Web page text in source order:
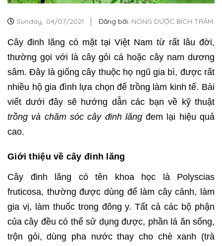
Sunday, 04/07/2021 Đăng bởi: NÔNG DƯỢC BÍCH TRÂM
Cây đinh lăng có mặt tại Việt Nam từ rất lâu đời,
thường gọi với là cây gỏi cá hoặc cây nam dương
sâm. Đây là giống cây thuộc họ ngũ gia bì, được rất
nhiều hộ gia đình lựa chọn để trồng làm kinh tế. Bài
viết dưới đây sẽ hướng dẫn các bạn về kỹ thuật
trồng và chăm sóc cây đinh lăngđem lại hiệu quả
cao.
Giới thiệu về cây đinh lăng
Cây đinh lăng có tên khoa học là Polyscias
fruticosa, thường được dùng để làm cây cảnh, làm
gia vị, làm thuốc trong đông y. Tất cả các bộ phận
của cây đều có thể sử dụng được, phần lá ăn sống,
trộn gỏi, dùng pha nước thay cho chè xanh (trà